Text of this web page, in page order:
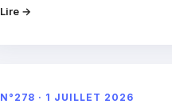
Lire →
N°278 · 1 JUILLET 2026